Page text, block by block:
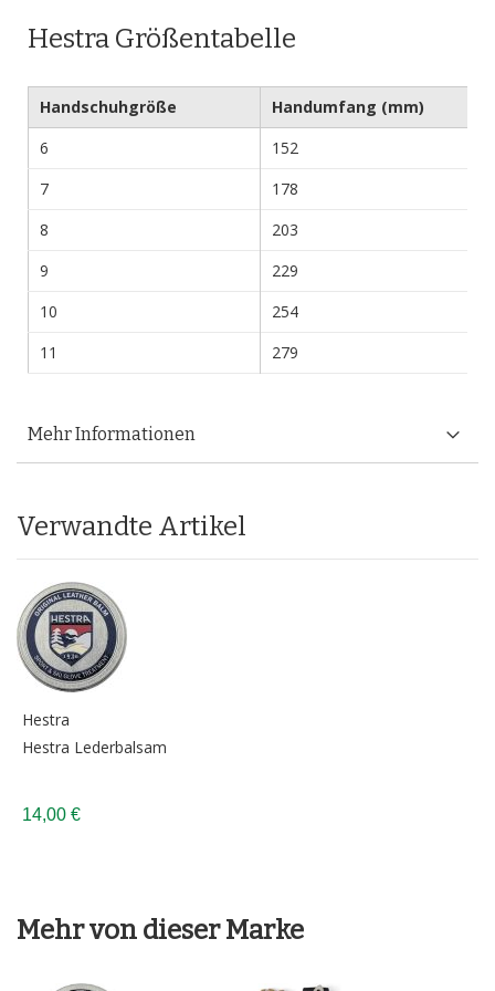
Hestra Größentabelle
Handschuhgröße
Handumfang (mm)
6
152
7
178
8
203
9
229
10
254
11
279
Mehr Informationen
Verwandte Artikel
Hestra
Hestra Lederbalsam
14,00 €
Mehr von dieser Marke